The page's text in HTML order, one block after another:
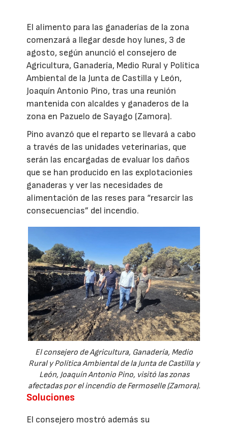
El alimento para las ganaderías de la zona
comenzará a llegar desde hoy lunes, 3 de
agosto, según anunció el consejero de
Agricultura, Ganadería, Medio Rural y Política
Ambiental de la Junta de Castilla y León,
Joaquín Antonio Pino, tras una reunión
mantenida con alcaldes y ganaderos de la
zona en Pazuelo de Sayago (Zamora).
Pino avanzó que el reparto se llevará a cabo
a través de las unidades veterinarias, que
serán las encargadas de evaluar los daños
que se han producido en las explotacionies
ganaderas y ver las necesidades de
alimentación de las reses para “resarcir las
consecuencias” del incendio.
El consejero de Agricultura, Ganadería, Medio
Rural y Política Ambiental de la Junta de Castilla y
León, Joaquín Antonio Pino, visitó las zonas
afectadas por el incendio de Fermoselle (Zamora).
Soluciones
El consejero mostró además su